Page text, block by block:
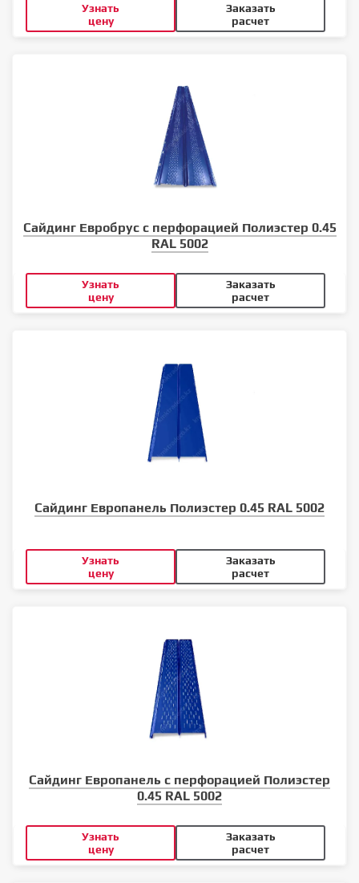
Узнать
цену
Заказать
расчет
Сайдинг Евробрус с перфорацией Полиэстер 0.45
RAL 5002
Узнать
цену
Заказать
расчет
Сайдинг Европанель Полиэстер 0.45 RAL 5002
Узнать
цену
Заказать
расчет
Сайдинг Европанель с перфорацией Полиэстер
0.45 RAL 5002
Узнать
цену
Заказать
расчет